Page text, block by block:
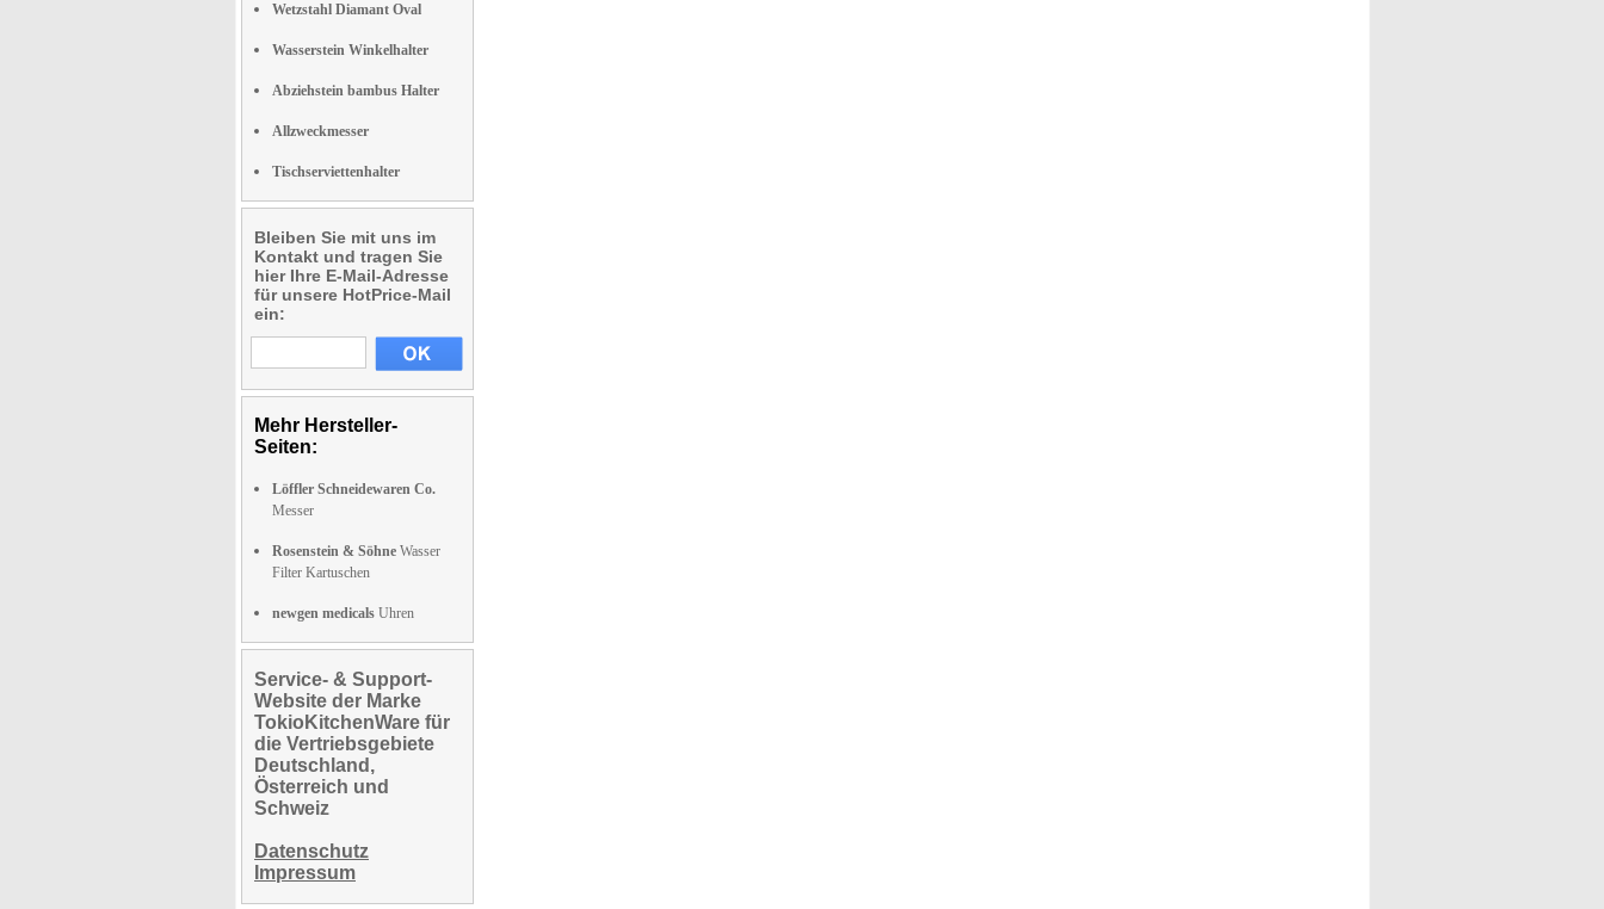
Wetzstahl Diamant Oval
Wasserstein Winkelhalter
Abziehstein bambus Halter
Allzweckmesser
Tischserviettenhalter
Bleiben Sie mit uns im
Kontakt und tragen Sie
hier Ihre E-Mail-Adresse
für unsere HotPrice-Mail
ein:
Mehr Hersteller-
Seiten:
Löffler Schneidewaren Co.
Messer
Rosenstein & Söhne Wasser
Filter Kartuschen
newgen medicals Uhren
Service- & Support-
Website der Marke
TokioKitchenWare für
die Vertriebsgebiete
Deutschland,
Österreich und
Schweiz
Datenschutz
Impressum